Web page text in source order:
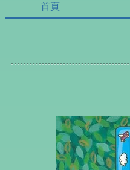
首頁